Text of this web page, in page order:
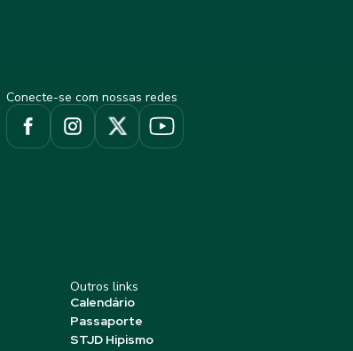
Conecte-se com nossas redes
Outros links
Calendário
Passaporte
STJD Hipismo